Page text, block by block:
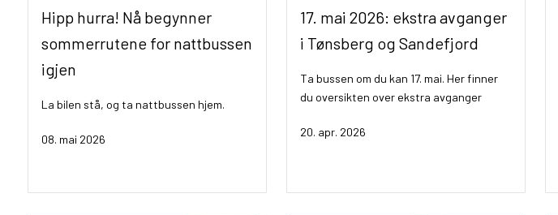
Hipp hurra! Nå begynner
sommerrutene for nattbussen
igjen
La bilen stå, og ta nattbussen hjem.
08. mai 2026
17. mai 2026: ekstra avganger
i Tønsberg og Sandefjord
Ta bussen om du kan 17. mai. Her finner
du oversikten over ekstra avganger
20. apr. 2026